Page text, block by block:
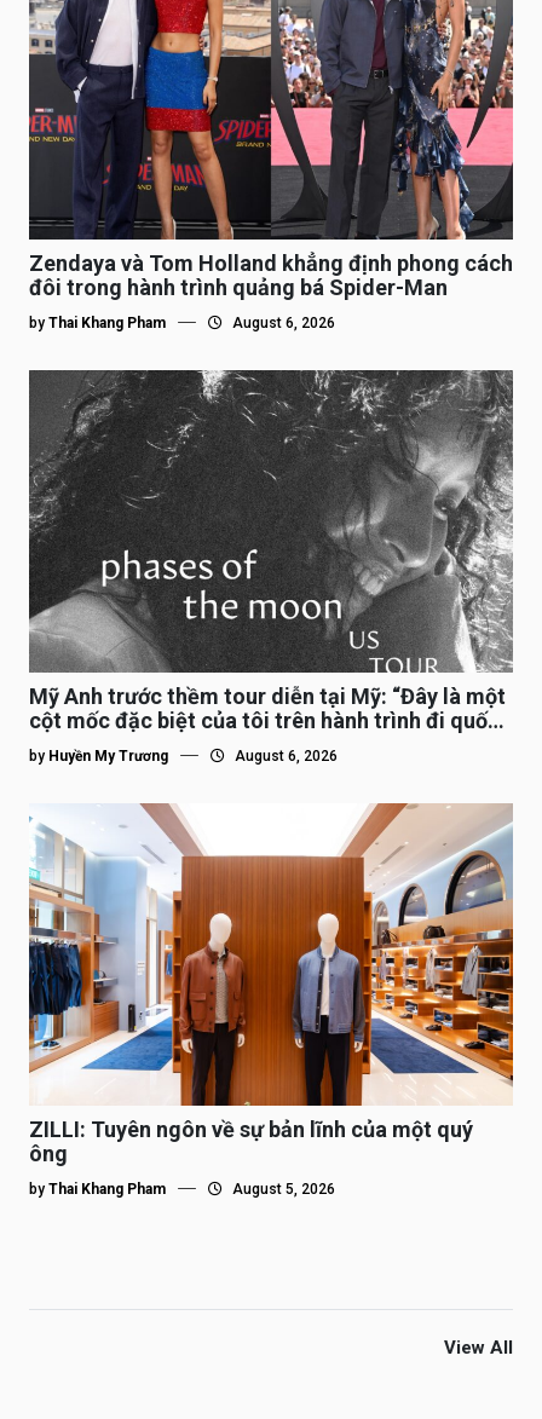
Zendaya và Tom Holland khẳng định phong cách
đôi trong hành trình quảng bá Spider-Man
by Thai Khang Pham August 6, 2026
Mỹ Anh trước thềm tour diễn tại Mỹ: “Đây là một
cột mốc đặc biệt của tôi trên hành trình đi quốc
tế”
by Huyền My Trương August 6, 2026
ZILLI: Tuyên ngôn về sự bản lĩnh của một quý
ông
by Thai Khang Pham August 5, 2026
View All